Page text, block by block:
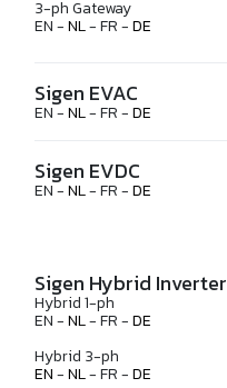
3-ph Gateway
EN -NL- FR -DE
Sigen EVAC
EN -NL- FR -DE
Sigen EVDC
EN -NL- FR -DE
Sigen Hybrid Inverter
Hybrid 1-ph
EN -NL- FR -DE
Hybrid 3-ph
EN-NL- FR -DE